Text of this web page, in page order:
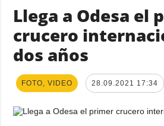
TODAS LAS
CATEGORÍAS
Guerra
Reconstrucción
Política
Llega a Odesa el
crucero
dos años
FOTO, VIDEO 28.09.2021 17:34